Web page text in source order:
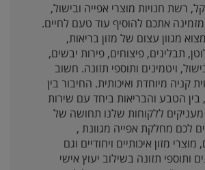
רשת חנויות מוצרי אפייה ובישול,
אתכם להוסיף עוד טעם לחיים.
מגוון עצום של מזון בריאות,
תבלינים, פיצוחים, פירות יבשים,
ויטמינים ותוספי תזונה. חשוב
קניה מיוחדת ואיכותית. החיבור בין
הטבע והבריאות ביחד עם שירות
ללקוחות שלנו תחושה של
לכם מחלקת אפייה מגוונת ,
מזון איכותיים ויחודיים וגם
ותוספי תזונה בשילוב יעוץ אישי